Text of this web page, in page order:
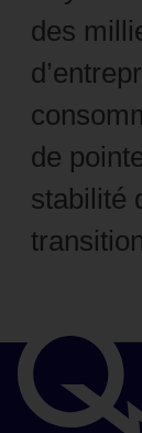
des
de
stabilité